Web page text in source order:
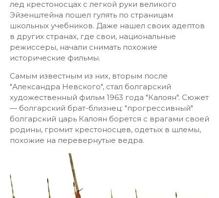
лед крестоносцах с легкой руки великого
Эйзенштейна пошел гулять по страницам
школьных учебников. Даже нашел своих адептов
в других странах, где свои, национальные
режиссеры, начали снимать похожие
исторические фильмы.
Самым известным из них, вторым после
"Александра Невского", стал болгарский
художественный фильм 1963 года "Калоян". Сюжет
— болгарский брат-близнец: "прогрессивный"
болгарский царь Калоян борется с врагами своей
родины, громит крестоносцев, одетых в шлемы,
похожие на перевернутые ведра.